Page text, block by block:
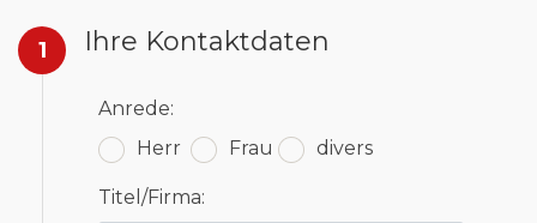
1 Ihre Kontaktdaten
Anrede:
Herr
Frau divers
Titel/Firma: